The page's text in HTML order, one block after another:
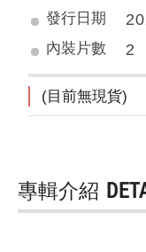
發行日期
內裝片數 2
(目前無現貨)
專輯介紹